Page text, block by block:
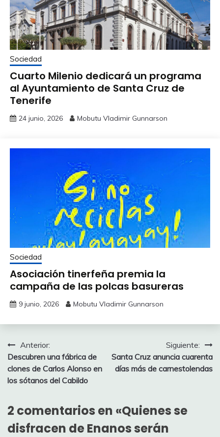
Sociedad
Cuarto Milenio dedicará un programa
al Ayuntamiento de Santa Cruz de
Tenerife
24 junio, 2026 Mobutu Vladimir Gunnarson
Sociedad
Asociación tinerfeña premia la
campaña de las polcas basureras
9 junio, 2026 Mobutu Vladimir Gunnarson
Navegación
de
entradas
Anterior:
Descubren una fábrica de
clones de Carlos Alonso en
los sótanos del Cabildo
Siguiente:
Santa Cruz anuncia cuarenta
días más de carnestolendas
2 comentarios en «Quienes se
disfracen de Enanos serán